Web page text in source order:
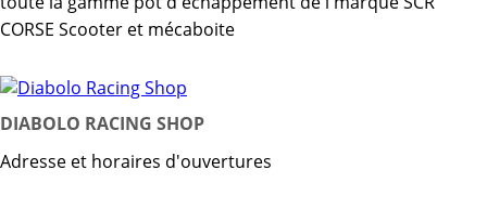
CORSE Scooter et mécaboite
DIABOLO RACING SHOP
Adresse et horaires d'ouvertures